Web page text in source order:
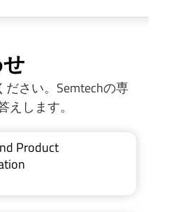
ださい。Semtechの専
えします。
Product